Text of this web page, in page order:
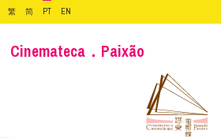
繁 简 PT EN
Cinemateca．Paixão